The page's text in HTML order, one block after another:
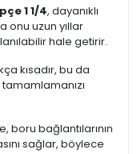
1 1/4, dayanıklı
onu uzun yıllar
hale getirir.
kısadır, bu da
boru bağlantılarının
sağlar, böylece